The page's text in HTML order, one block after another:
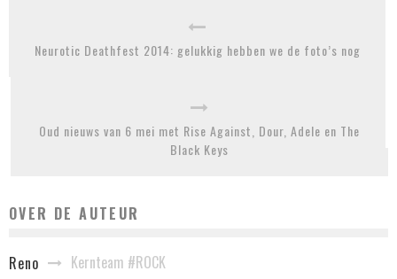
Neurotic Deathfest 2014: gelukkig hebben we de foto’s nog
Oud nieuws van 6 mei met Rise Against, Dour, Adele en The
Black Keys
OVER DE AUTEUR
Reno Kernteam #ROCK